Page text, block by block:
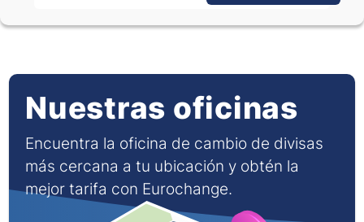
Nuestras oficinas
Encuentra la oficina de cambio de divisas
más cercana a tu ubicación y obtén la
mejor tarifa con Eurochange.